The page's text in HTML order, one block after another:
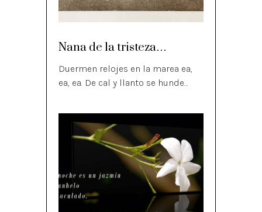
Nana de la tristeza…
Duermen relojes en la marea ea,
ea, ea. De cal y llanto se hunde…